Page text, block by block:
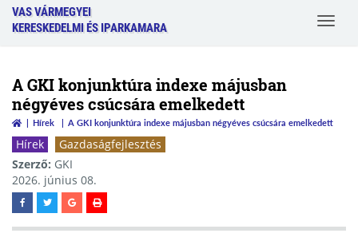
VAS VÁRMEGYEI
KERESKEDELMI ÉS IPARKAMARA
Toggle
A GKI konjunktúra indexe májusban
négyéves csúcsára emelkedett
Hírek A GKI konjunktúra indexe májusban négyéves csúcsára emelkedett
Hírek
Gazdaságfejlesztés
Szerző: GKI
2026. június 08.